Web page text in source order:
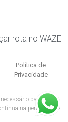
rota no WAZE
Política de
Privacidade
para tornar
na performance.